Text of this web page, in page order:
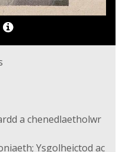
a chenedlaetholwr
Ysgolheictod ac